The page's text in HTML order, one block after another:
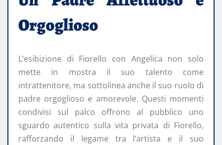
Orgoglioso
L’esibizione di Fiorello con Angelica non solo
mette in mostra il suo talento come
intrattenitore, ma sottolinea anche il suo ruolo di
padre orgoglioso e amorevole. Questi momenti
condivisi sul palco offrono al pubblico uno
sguardo autentico sulla vita privata di Fiorello,
rafforzando il legame tra l’artista e il suo